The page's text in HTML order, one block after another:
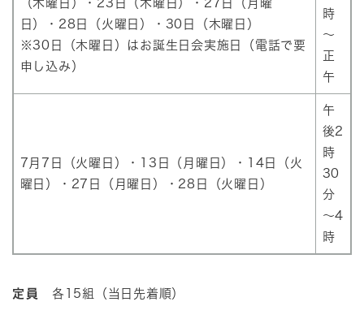
（木曜日）・23日（木曜日）・27日（月曜
日）・28日（火曜日）・30日（木曜日）
※30日（木曜日）はお誕生日会実施日（電話で要
申し込み）
時
～
正
午
7月7日（火曜日）・13日（月曜日）・14日（火
曜日）・27日（月曜日）・28日（火曜日）
午
後2
時
30
分
～4
時
定員 各15組（当日先着順）